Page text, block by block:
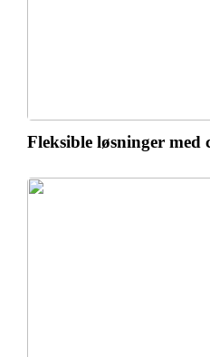
Fleksible løsninger med